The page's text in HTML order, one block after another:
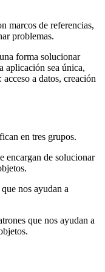
marcos de referencias,
problemas.
forma solucionar
aplicación sea única,
a datos, creación
en tres grupos.
encargan de solucionar
nos ayudan a
que nos ayudan a